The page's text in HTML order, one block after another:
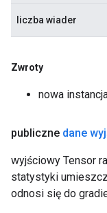
liczba wiader
Zwroty
nowa
publiczne dane
wyjściowy Tensor
statystyki
odnosi się do